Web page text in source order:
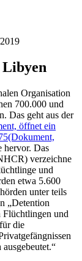
Organisation
700.000 und
Das geht aus der
öffnet ein
(Dokument,
hervor. Das
verzeichne
und
etwa 5.600
unter teils
„Detention
Flüchtlingen und
die